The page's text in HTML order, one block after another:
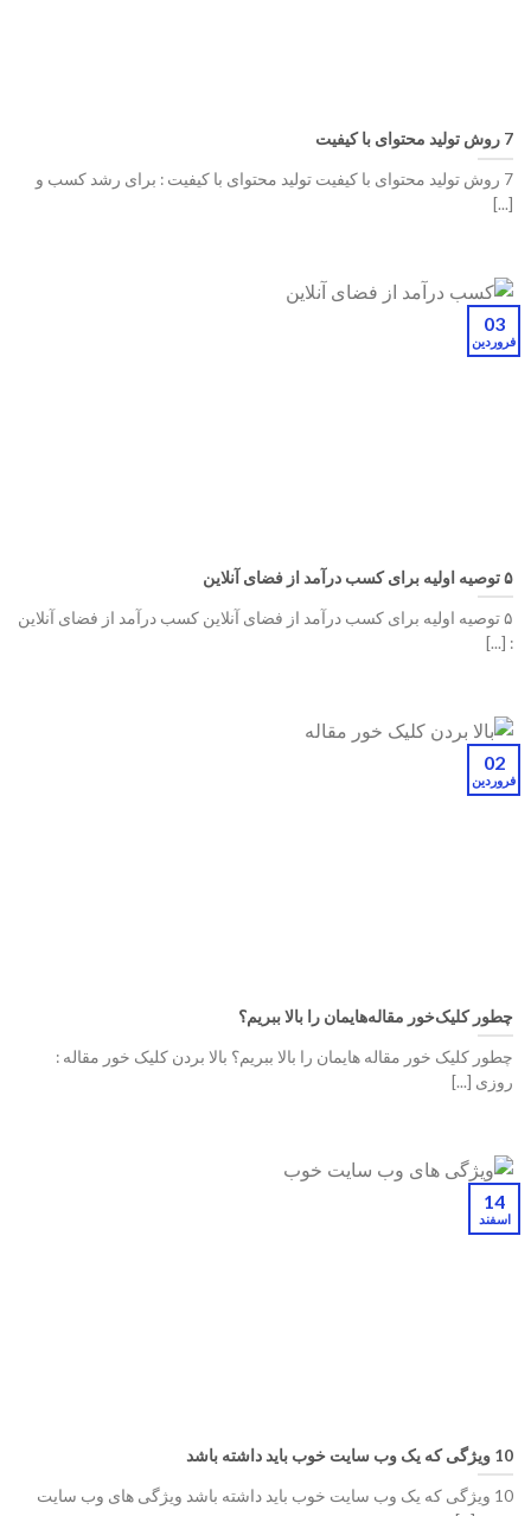
7 روش تولید محتوای با کیفیت
7 روش تولید محتوای با کیفیت تولید محتوای با کیفیت : برای رشد کسب ‌و
[...]
۵ توصیه اولیه برای کسب درآمد از فضای آنلاین
۵ توصیه اولیه برای کسب درآمد از فضای آنلاین کسب درآمد از فضای آنلاین
: [...]
03
فروردین
چطور کلیک‌خور مقاله‌هایمان را بالا ببریم؟
چطور کلیک ‌خور مقاله‌ هایمان را بالا ببریم؟ بالا بردن کلیک خور مقاله :
روزی [...]
02
فروردین
10 ویژگی که یک وب سایت خوب باید داشته باشد
10 ویژگی که یک وب سایت خوب باید داشته باشد ویژگی های وب سایت
14
اسفند